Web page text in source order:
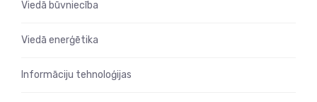
Viedā būvniecība
Viedā enerģētika
Informāciju tehnoloģijas